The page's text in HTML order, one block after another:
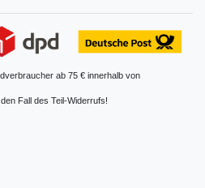
ab 75 € innerhalb von
Fall des Teil-Widerrufs!